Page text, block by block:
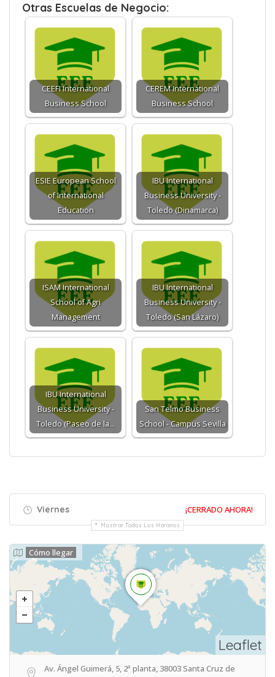
Otras Escuelas de Negocio:
CEEFI International
Business School
CEREM International
Business School
ESIE European School
of International
Education
IBU International
Business University -
Toledo (Dinamarca)
ISAM International
School of Agri
Management
IBU International
Business University -
Toledo (San Lázaro)
IBU International
Business University -
Toledo (Paseo de la…
San Telmo Business
School - Campus Sevilla
Viernes ¡CERRADO AHORA!
Mostrar Todos Los Horarios
Leaflet
Cómo llegar
Av. Ángel Guimerá, 5, 2ª planta, 38003 Santa Cruz de